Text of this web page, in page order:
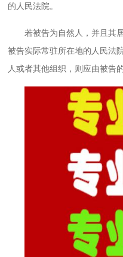
的人民法院。
若被告为自然人，并且其
被告实际常驻所在地的人民法
人或者其他组织，则应由被告